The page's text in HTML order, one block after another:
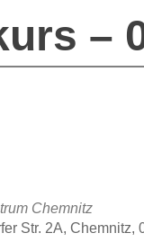
–
Chemnitz
Str. 2A, Chemnitz,